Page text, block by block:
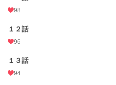
98
１２話
96
１３話
94